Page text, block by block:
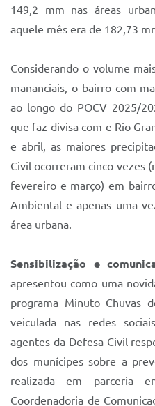
149,2 mm nas áreas
aquele mês era de 182,73
Considerando o volume
mananciais, o bairro com
ao longo do POCV 2025/
que faz divisa com e Rio
e abril, as maiores
Civil ocorreram cinco vezes
fevereiro e março) em
Ambiental e apenas uma
área urbana.
Sensibilização e
apresentou como uma
programa Minuto Chuvas
veiculada nas redes
agentes da Defesa Civil
dos munícipes sobre a
realizada em parceria
Coordenadoria de